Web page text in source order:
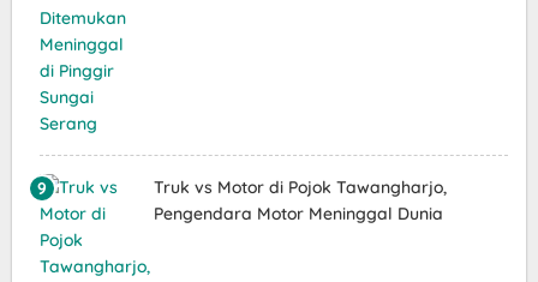
Truk vs Motor di Pojok Tawangharjo,
Pengendara Motor Meninggal Dunia